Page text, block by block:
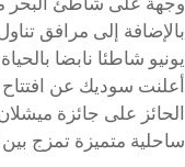
بالإضافة إلى مرافق
يونيو شاطئا نابضا
أعلنت سوديك عن افتتاح
ساحلية متميزة تمزج بين